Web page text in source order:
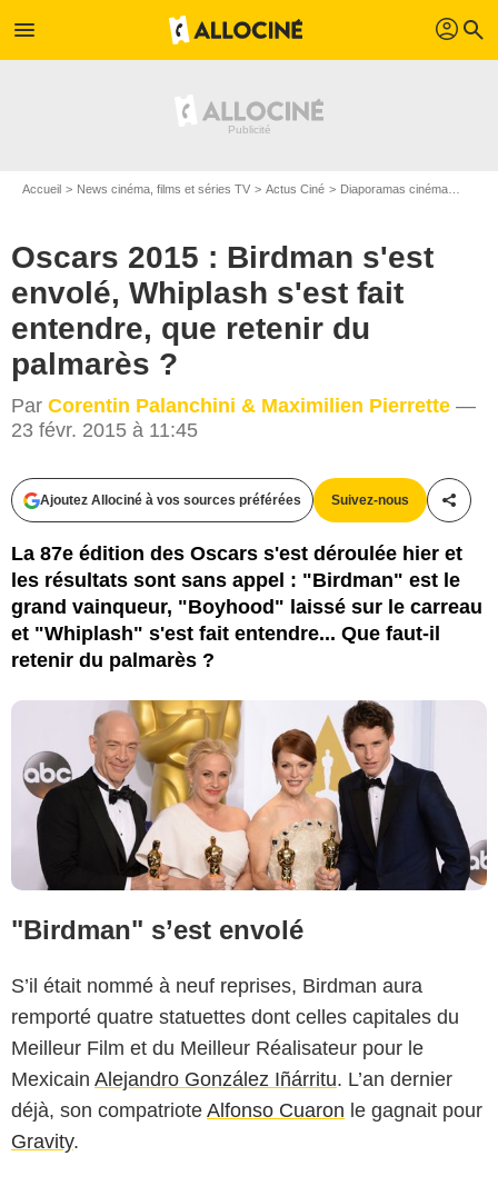
menu profil search
Accueil News cinéma, films et séries TV Actus Ciné Diaporamas cinéma
Oscars 2015 : Birdman s'est
envolé, Whiplash s'est fait
entendre, que retenir du
palmarès ?
Par Corentin Palanchini & Maximilien Pierrette —
23 févr. 2015 à 11:45
Ajoutez Allociné à vos sources préférées Suivez-nous
La 87e édition des Oscars s'est déroulée hier et
les résultats sont sans appel : "Birdman" est le
grand vainqueur, "Boyhood" laissé sur le carreau
et "Whiplash" s'est fait entendre... Que faut-il
retenir du palmarès ?
Action Press / Bestimage
"Birdman" s’est envolé
S’il était nommé à neuf reprises, Birdman aura
remporté quatre statuettes dont celles capitales du
Meilleur Film et du Meilleur Réalisateur pour le
Mexicain Alejandro González Iñárritu. L’an dernier
déjà, son compatriote Alfonso Cuaron le gagnait pour
Gravity.